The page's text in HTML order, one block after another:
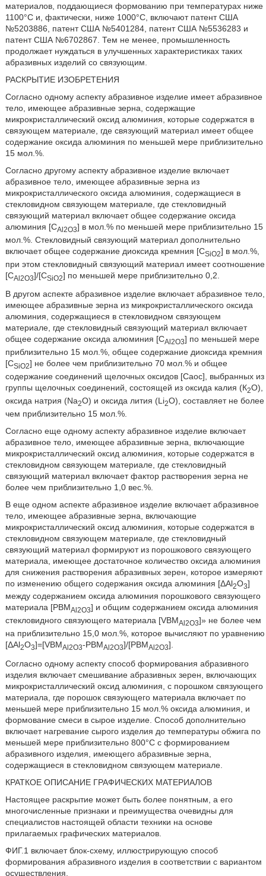
материалов, поддающиеся формованию при температурах ниже
1100°С и, фактически, ниже 1000°С, включают патент США
№5203886, патент США №5401284, патент США №5536283 и
патент США №6702867. Тем не менее, промышленность
продолжает нуждаться в улучшенных характеристиках таких
абразивных изделий со связующим.
РАСКРЫТИЕ ИЗОБРЕТЕНИЯ
Согласно одному аспекту абразивное изделие имеет абразивное
тело, имеющее абразивные зерна, содержащие
микрокристаллический оксид алюминия, которые содержатся в
связующем материале, где связующий материал имеет общее
содержание оксида алюминия по меньшей мере приблизительно
15 мол.%.
Согласно другому аспекту абразивное изделие включает
абразивное тело, имеющее абразивные зерна из
микрокристаллического оксида алюминия, содержащиеся в
стекловидном связующем материале, где стекловидный
связующий материал включает общее содержание оксида
алюминия [CAl2O3] в мол.% по меньшей мере приблизительно 15
мол.%. Стекловидный связующий материал дополнительно
включает общее содержание диоксида кремния [CSiO2] в мол.%,
при этом стекловидный связующий материал имеет соотношение
[CAl2O3]/[CSiO2] по меньшей мере приблизительно 0,2.
В другом аспекте абразивное изделие включает абразивное тело,
имеющее абразивные зерна из микрокристаллического оксида
алюминия, содержащиеся в стекловидном связующем
материале, где стекловидный связующий материал включает
общее содержание оксида алюминия [СAl2O3] по меньшей мере
приблизительно 15 мол.%, общее содержание диоксида кремния
[CSiO2] не более чем приблизительно 70 мол.% и общее
содержание соединений щелочных оксидов [Саос], выбранных из
группы щелочных соединений, состоящей из оксида калия (К2О),
оксида натрия (Nа2О) и оксида лития (Li2O), составляет не более
чем приблизительно 15 мол.%.
Согласно еще одному аспекту абразивное изделие включает
абразивное тело, имеющее абразивные зерна, включающие
микрокристаллический оксид алюминия, которые содержатся в
стекловидном связующем материале, где стекловидный
связующий материал включает фактор растворения зерна не
более чем приблизительно 1,0 вес.%.
В еще одном аспекте абразивное изделие включает абразивное
тело, имеющее абразивные зерна, включающие
микрокристаллический оксид алюминия, которые содержатся в
стекловидном связующем материале, где стекловидный
связующий материал формируют из порошкового связующего
материала, имеющее достаточное количество оксида алюминия
для снижения растворения абразивных зерен, которое измеряют
по изменению общего содержания оксида алюминия [ΔАl2O3]
между содержанием оксида алюминия порошкового связующего
материала [РВМAl2O3] и общим содержанием оксида алюминия
стекловидного связующего материала [VВМAl2O3]» не более чем
на приблизительно 15,0 мол.%, которое вычисляют по уравнению
[ΔАl2О3]=[VBMAl2O3-РВМАl2O3]/[РВМАl2O3].
Согласно одному аспекту способ формирования абразивного
изделия включает смешивание абразивных зерен, включающих
микрокристаллический оксид алюминия, с порошком связующего
материала, где порошок связующего материала включает по
меньшей мере приблизительно 15 мол.% оксида алюминия, и
формование смеси в сырое изделие. Способ дополнительно
включает нагревание сырого изделия до температуры обжига по
меньшей мере приблизительно 800°С с формированием
абразивного изделия, имеющего абразивные зерна,
содержащиеся в стекловидном связующем материале.
КРАТКОЕ ОПИСАНИЕ ГРАФИЧЕСКИХ МАТЕРИАЛОВ
Настоящее раскрытие может быть более понятным, а его
многочисленные признаки и преимущества очевидны для
специалистов настоящей области техники на основе
прилагаемых графических материалов.
ФИГ.1 включает блок-схему, иллюстрирующую способ
формирования абразивного изделия в соответствии с вариантом
осуществления.